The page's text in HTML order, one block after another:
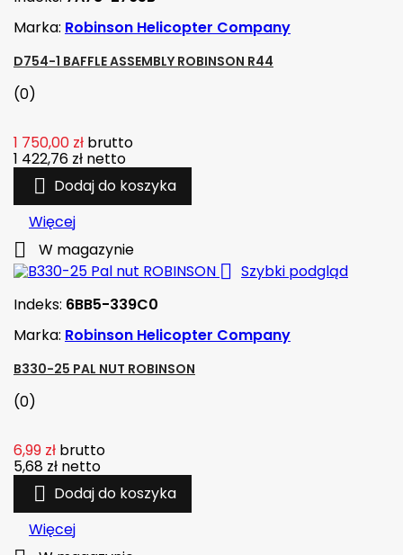
Marka: Robinson Helicopter Company
D754-1 BAFFLE ASSEMBLY ROBINSON R44
(0)
1 750,00 zł brutto
1 422,76 zł netto
 Dodaj do koszyka
Więcej
 W magazynie
 Szybki podgląd
Indeks: 6BB5-339C0
Marka: Robinson Helicopter Company
B330-25 PAL NUT ROBINSON
(0)
6,99 zł brutto
5,68 zł netto
 Dodaj do koszyka
Więcej